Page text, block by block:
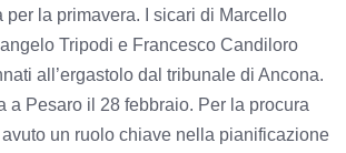
per la primavera. I sicari di Marcello
Tripodi e Francesco Candiloro
all’ergastolo dal tribunale di Ancona.
a Pesaro il 28 febbraio. Per la procura
un ruolo chiave nella pianificazione